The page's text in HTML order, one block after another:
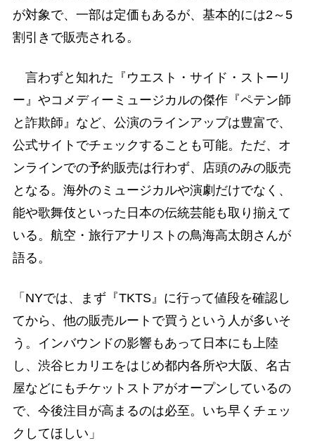
が対象で、一部は定価もあるが、基本的には2～5
割引きで販売される。
言わずと知れた『ウエスト・サイド・ストーリ
ー』やコメディーミュージカルの傑作『ペテン師
と詐欺師』など、公演のラインアップは豊富で、
公式サイトでチェックすることも可能。ただ、オ
ンラインでの予約販売は行わず、店頭のみの販売
となる。海外のミュージカルや演劇だけでなく、
能や歌舞伎といった日本の伝統芸能も取り揃えて
いる。航空・旅行アナリストの鳥海高太朗さんが
語る。
「NYでは、まず『TKTS』に行って値段を確認し
てから、他の販売ルートで買うという人が多いそ
う。インバウンドの影響もあって日本にも上陸
し、渋谷ヒカリエをはじめ都内各所や大阪、名古
屋などにもチケットストアがオープンしているの
で、今後注目が高まるのは必至。いち早くチェッ
クしてほしい」